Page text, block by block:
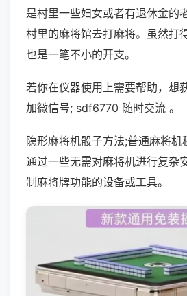
是村里一些妇女或者有退休金的
村里的麻将馆去打麻将。虽然打
也是一笔不小的开支。
若你在仪器使用上需要帮助，想
加微信号; sdf6770 随时交流 。
隐形麻将机骰子方法;普通麻将
通过一些无需对麻将机进行复杂
制麻将牌功能的设备或工具。